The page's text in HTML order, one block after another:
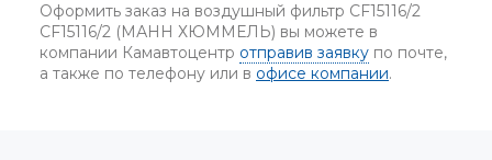
Оформить заказ на воздушный фильтр CF15116/2
CF15116/2 (МАНН ХЮММЕЛЬ) вы можете в
компании Камавтоцентр отправив заявку по почте,
а также по телефону или в офисе компании.